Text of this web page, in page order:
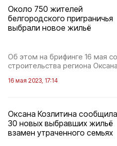
Около 750 жителей
белгородского приграничья
выбрали новое жильё
Об этом на брифинге 16 мая
строительства региона
16 мая 2023, 17:14
Оксана Козлитина
30 новых выбравших жильё
взамен утраченного семьях